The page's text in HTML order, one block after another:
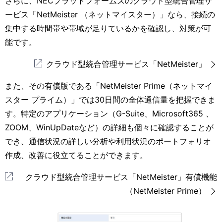
ービス「NetMeister （ネットマイスター）」なら、接続の
集中する時間帯や帯域が足りているかを確認し、対策が可
能です。
クラウド型統合管理サービス「NetMeister」
また、その有償版である「NetMeister Prime（ネットマイ
スター プライム）」では30日間の全体通信量を把握できま
す。特定のアプリケーション（G-Suite、Microsoft365 、
ZOOM、WinUpDateなど）の詳細も個々に確認することが
でき、通信状況の詳しい分析や利用状況のポートフォリオ
作成、改善に役立てることができます。
クラウド型統合管理サービス「NetMeister」有償機能
（NetMeister Prime）